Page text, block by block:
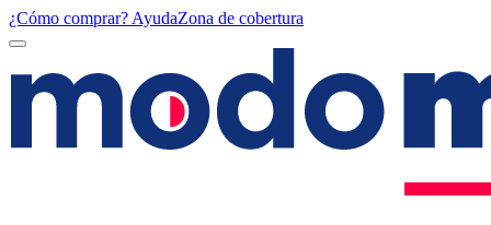
¿Cómo comprar? AyudaZona de cobertura